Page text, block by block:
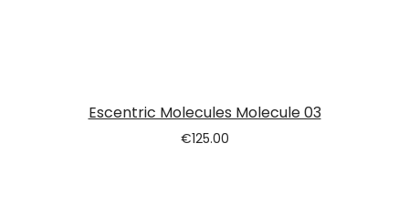
Escentric Molecules Molecule 03
€125.00